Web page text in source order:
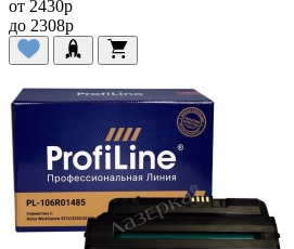
от 2430p
до 2308p